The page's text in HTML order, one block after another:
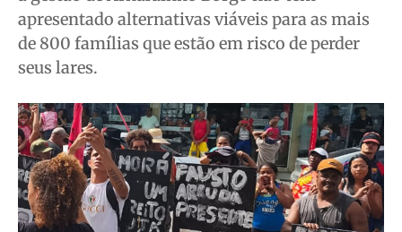
apresentado alternativas viáveis para as mais
de 800 famílias que estão em risco de perder
seus lares.